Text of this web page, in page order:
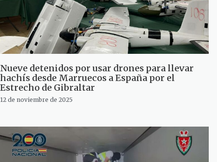
Nueve detenidos por usar drones para llevar
hachís desde Marruecos a España por el
Estrecho de Gibraltar
12 de noviembre de 2025